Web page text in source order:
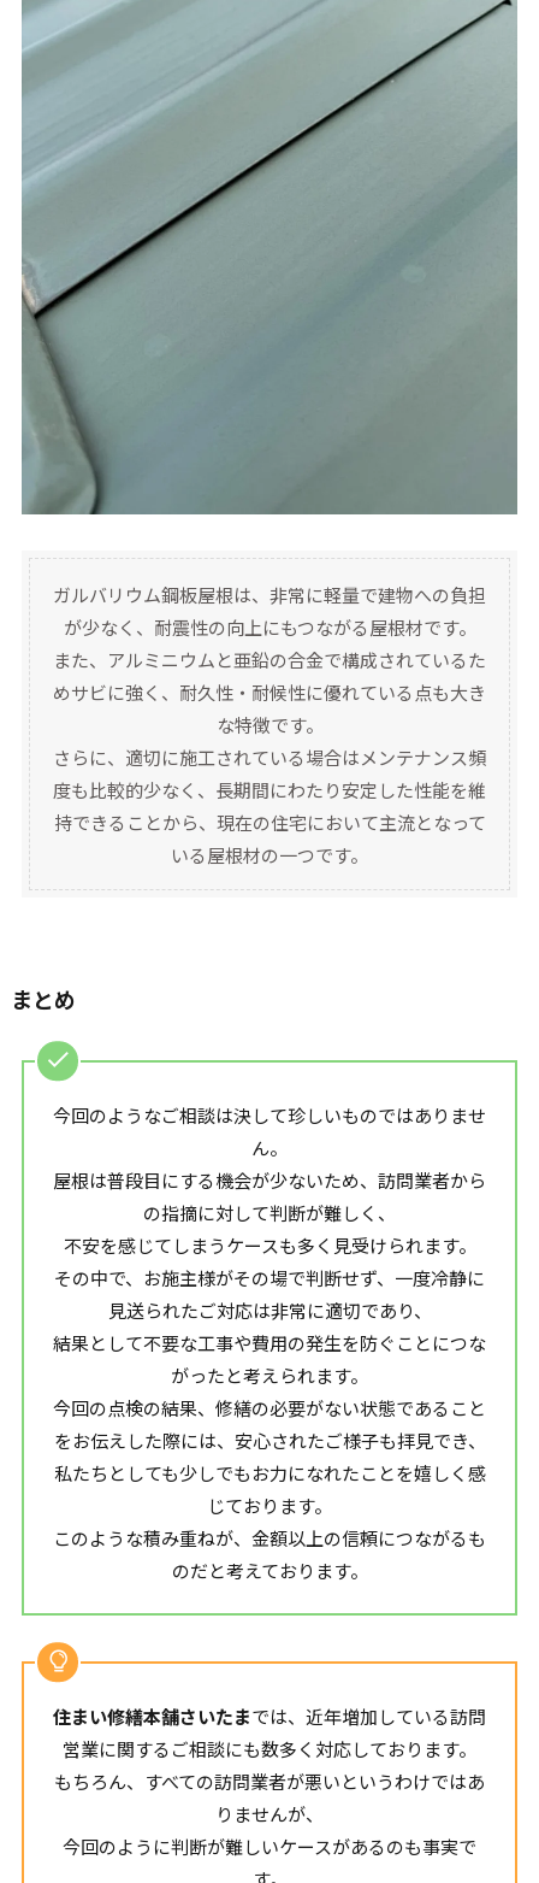
ガルバリウム鋼板屋根は、非常に軽量で建物への負担
が少なく、耐震性の向上にもつながる屋根材です。
また、アルミニウムと亜鉛の合金で構成されているた
めサビに強く、耐久性・耐候性に優れている点も大き
な特徴です。
さらに、適切に施工されている場合はメンテナンス頻
度も比較的少なく、長期間にわたり安定した性能を維
持できることから、現在の住宅において主流となって
いる屋根材の一つです。
まとめ
今回のようなご相談は決して珍しいものではありませ
ん。
屋根は普段目にする機会が少ないため、訪問業者から
の指摘に対して判断が難しく、
不安を感じてしまうケースも多く見受けられます。
その中で、お施主様がその場で判断せず、一度冷静に
見送られたご対応は非常に適切であり、
結果として不要な工事や費用の発生を防ぐことにつな
がったと考えられます。
今回の点検の結果、修繕の必要がない状態であること
をお伝えした際には、安心されたご様子も拝見でき、
私たちとしても少しでもお力になれたことを嬉しく感
じております。
このような積み重ねが、金額以上の信頼につながるも
のだと考えております。
住まい修繕本舗さいたまでは、近年増加している訪問
営業に関するご相談にも数多く対応しております。
もちろん、すべての訪問業者が悪いというわけではあ
りませんが、
今回のように判断が難しいケースがあるのも事実で